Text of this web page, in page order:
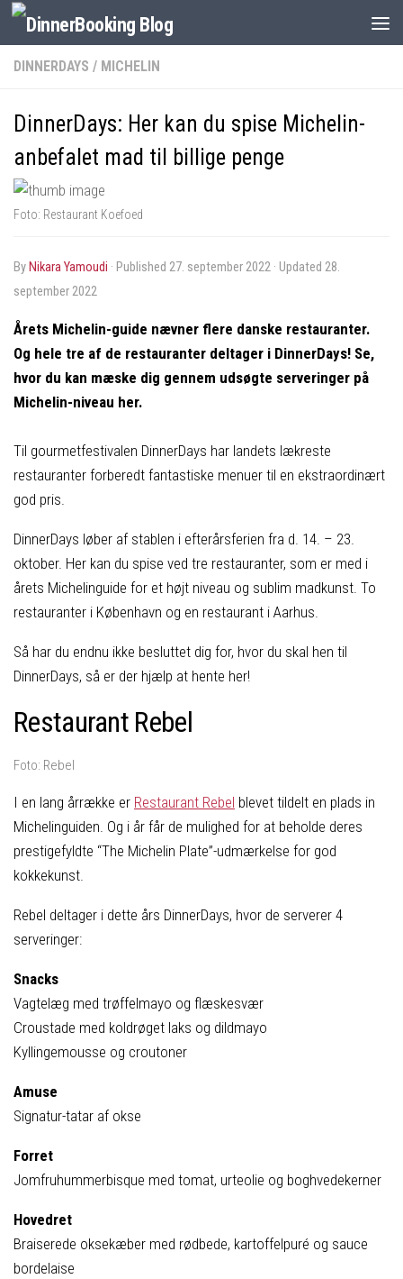
DINNERDAYS / MICHELIN
DinnerDays: Her kan du spise Michelin-
anbefalet mad til billige penge
Foto: Restaurant Koefoed
byNikara Yamoudi · Published 27. september 2022 · Updated 28.
september 2022
Årets Michelin-guide nævner flere danske restauranter.
Og hele tre af de restauranter deltager i DinnerDays! Se,
hvor du kan mæske dig gennem udsøgte serveringer på
Michelin-niveau her.
Til gourmetfestivalen DinnerDays har landets lækreste
restauranter forberedt fantastiske menuer til en ekstraordinært
god pris.
DinnerDays løber af stablen i efterårsferien fra d. 14. – 23.
oktober. Her kan du spise ved tre restauranter, som er med i
årets Michelinguide for et højt niveau og sublim madkunst. To
restauranter i København og en restaurant i Aarhus.
Så har du endnu ikke besluttet dig for, hvor du skal hen til
DinnerDays, så er der hjælp at hente her!
Restaurant Rebel
Foto: Rebel
I en lang årrække er Restaurant Rebel blevet tildelt en plads in
Michelinguiden. Og i år får de mulighed for at beholde deres
prestigefyldte “The Michelin Plate”-udmærkelse for god
kokkekunst.
Rebel deltager i dette års DinnerDays, hvor de serverer 4
serveringer:
Snacks
Vagtelæg med trøffelmayo og flæskesvær
Croustade med koldrøget laks og dildmayo
Kyllingemousse og croutoner
Amuse
Signatur-tatar af okse
Forret
Jomfruhummerbisque med tomat, urteolie og boghvedekerner
Hovedret
Braiserede oksekæber med rødbede, kartoffelpuré og sauce
bordelaise